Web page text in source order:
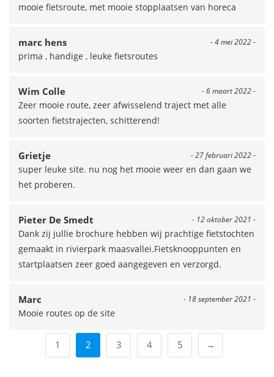
mooie fietsroute, met mooie stopplaatsen van horeca
- 4 mei 2022 -
marc hens
prima , handige , leuke fietsroutes
- 6 maart 2022 -
Wim Colle
Zeer mooie route, zeer afwisselend traject met alle
soorten fietstrajecten, schitterend!
- 27 februari 2022 -
Grietje
super leuke site. nu nog het mooie weer en dan gaan we
het proberen.
- 12 oktober 2021 -
Pieter De Smedt
Dank zij jullie brochure hebben wij prachtige fietstochten
gemaakt in rivierpark maasvallei.Fietsknooppunten en
startplaatsen zeer goed aangegeven en verzorgd.
- 18 september 2021 -
Marc
Mooie routes op de site
1 2 3 4 5 →